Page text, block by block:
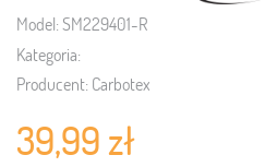
Model:SM229401-R
Kategoria:
Producent: Carbotex
39,99 zł